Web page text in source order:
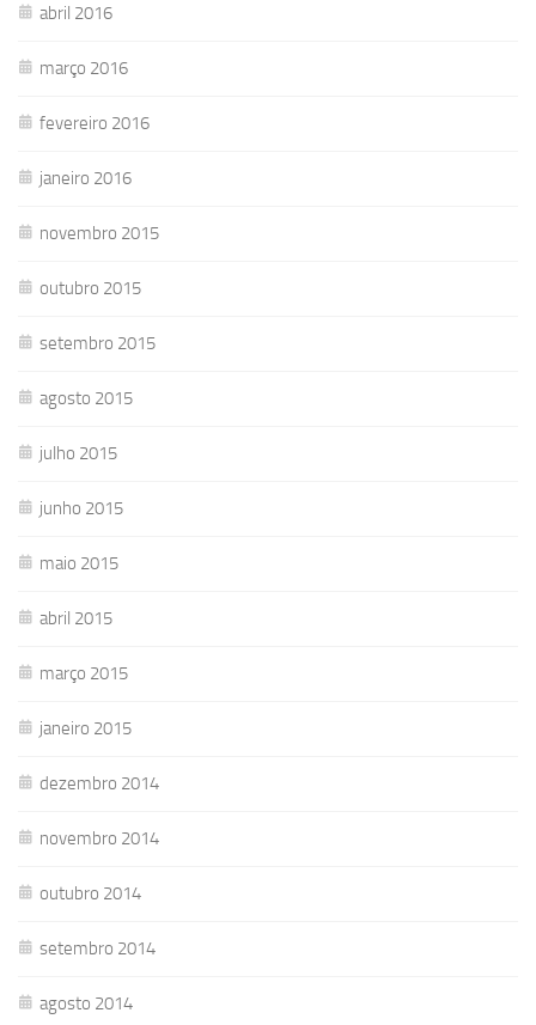
abril 2016
março 2016
fevereiro 2016
janeiro 2016
novembro 2015
outubro 2015
setembro 2015
agosto 2015
julho 2015
junho 2015
maio 2015
abril 2015
março 2015
janeiro 2015
dezembro 2014
novembro 2014
outubro 2014
setembro 2014
agosto 2014